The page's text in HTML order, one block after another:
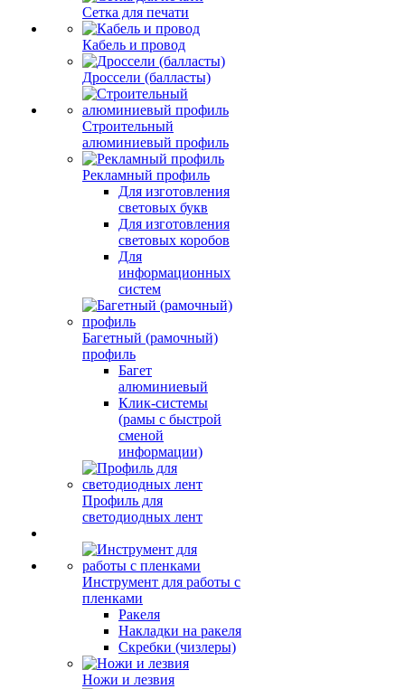
Сетка для печати
Кабель и провод
Дроссели (балласты)
Строительный
алюминиевый профиль
Рекламный профиль
Для изготовления
световых букв
Для изготовления
световых коробов
Для
информационных
систем
Багетный (рамочный)
профиль
Багет
алюминиевый
Клик-системы
(рамы с быстрой
сменой
информации)
Профиль для
светодиодных лент
Инструмент для работы с
пленками
Ракеля
Накладки на ракеля
Скребки (чизлеры)
Ножи и лезвия